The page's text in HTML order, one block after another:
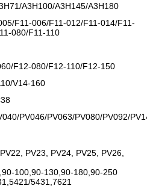
A3H100/A3H145/A3H180
F11-006/F11-012/F11-014/F11-
080/F11-110
F12-080/F12-110/F12-150
V14-160
PV046/PV063/PV080/PV092/
PV23, PV24, PV25, PV26,
100,90-130,90-180,90-250
5431,7621